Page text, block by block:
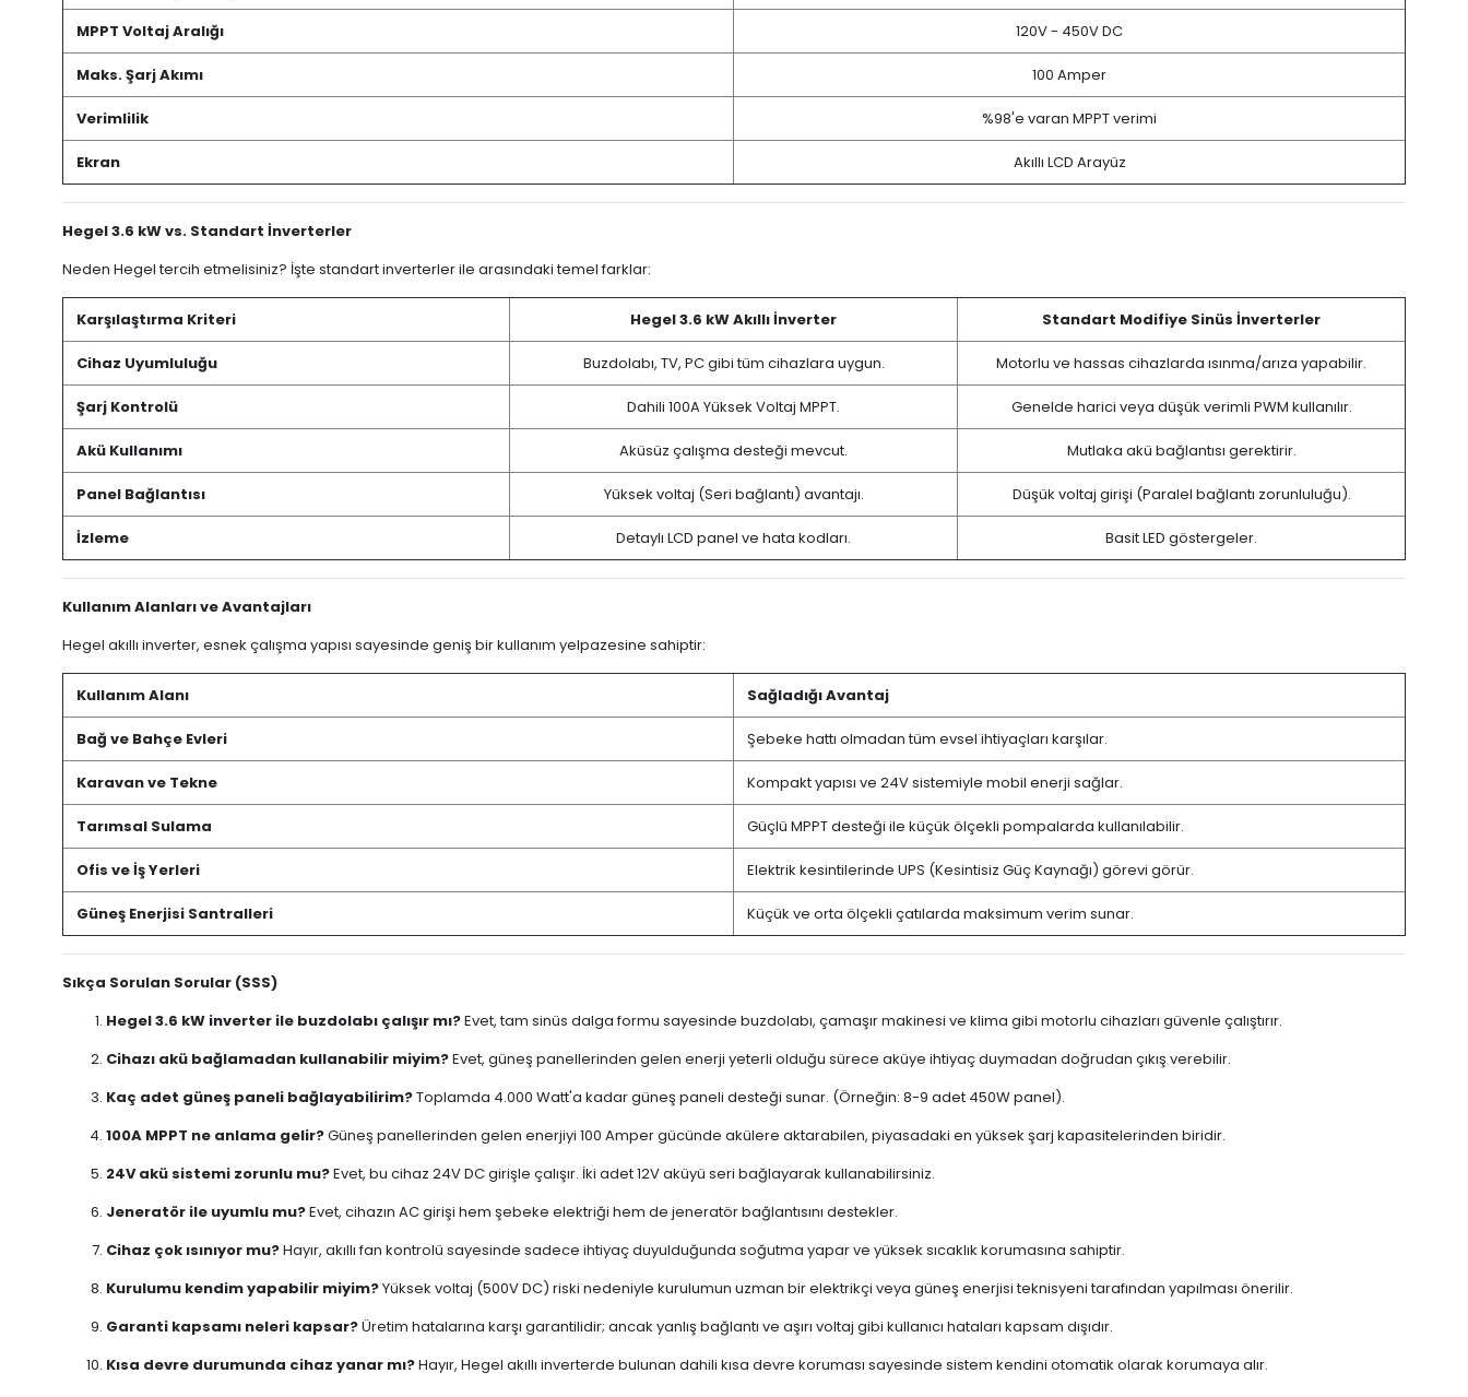
MPPT Voltaj Aralığı 120V - 450V DC
Maks. Şarj Akımı 100 Amper
Verimlilik %98'e varan MPPT verimi
Ekran Akıllı LCD Arayüz
Hegel 3.6 kW vs. Standart İnverterler
Neden Hegel tercih etmelisiniz? İşte standart inverterler ile arasındaki temel farklar:
Karşılaştırma Kriteri Hegel 3.6 kW Akıllı İnverter Standart Modifiye Sinüs İnverterler
Cihaz Uyumluluğu Buzdolabı, TV, PC gibi tüm cihazlara uygun. Motorlu ve hassas cihazlarda ısınma/arıza yapabilir.
Şarj Kontrolü Dahili 100A Yüksek Voltaj MPPT. Genelde harici veya düşük verimli PWM kullanılır.
Akü Kullanımı Aküsüz çalışma desteği mevcut. Mutlaka akü bağlantısı gerektirir.
Panel Bağlantısı Yüksek voltaj (Seri bağlantı) avantajı. Düşük voltaj girişi (Paralel bağlantı zorunluluğu).
İzleme Detaylı LCD panel ve hata kodları. Basit LED göstergeler.
Kullanım Alanları ve Avantajları
Hegel akıllı inverter, esnek çalışma yapısı sayesinde geniş bir kullanım yelpazesine sahiptir:
Kullanım Alanı Sağladığı Avantaj
Bağ ve Bahçe Evleri Şebeke hattı olmadan tüm evsel ihtiyaçları karşılar.
Karavan ve Tekne Kompakt yapısı ve 24V sistemiyle mobil enerji sağlar.
Tarımsal Sulama Güçlü MPPT desteği ile küçük ölçekli pompalarda kullanılabilir.
Ofis ve İş Yerleri Elektrik kesintilerinde UPS (Kesintisiz Güç Kaynağı) görevi görür.
Güneş Enerjisi Santralleri Küçük ve orta ölçekli çatılarda maksimum verim sunar.
Sıkça Sorulan Sorular (SSS)
Hegel 3.6 kW inverter ile buzdolabı çalışır mı?Evet, tam sinüs dalga formu sayesinde buzdolabı, çamaşır makinesi ve klima gibi motorlu cihazları güvenle çalıştırır.
Cihazı akü bağlamadan kullanabilir miyim?Evet, güneş panellerinden gelen enerji yeterli olduğu sürece aküye ihtiyaç duymadan doğrudan çıkış verebilir.
Kaç adet güneş paneli bağlayabilirim?Toplamda 4.000 Watt'a kadar güneş paneli desteği sunar. (Örneğin: 8-9 adet 450W panel).
100A MPPT ne anlama gelir?Güneş panellerinden gelen enerjiyi 100 Amper gücünde akülere aktarabilen, piyasadaki en yüksek şarj kapasitelerinden biridir.
24V akü sistemi zorunlu mu?Evet, bu cihaz 24V DC girişle çalışır. İki adet 12V aküyü seri bağlayarak kullanabilirsiniz.
Jeneratör ile uyumlu mu?Evet, cihazın AC girişi hem şebeke elektriği hem de jeneratör bağlantısını destekler.
Cihaz çok ısınıyor mu?Hayır, akıllı fan kontrolü sayesinde sadece ihtiyaç duyulduğunda soğutma yapar ve yüksek sıcaklık korumasına sahiptir.
Kurulumu kendim yapabilir miyim?Yüksek voltaj (500V DC) riski nedeniyle kurulumun uzman bir elektrikçi veya güneş enerjisi teknisyeni tarafından yapılması önerilir.
Garanti kapsamı neleri kapsar?Üretim hatalarına karşı garantilidir; ancak yanlış bağlantı ve aşırı voltaj gibi kullanıcı hataları kapsam dışıdır.
Kısa devre durumunda cihaz yanar mı?Hayır, Hegel akıllı inverterde bulunan dahili kısa devre koruması sayesinde sistem kendini otomatik olarak korumaya alır.